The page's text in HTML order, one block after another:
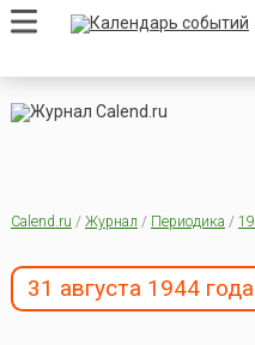
Calend.ru / Журнал / Периодика /
31 августа 1944 года